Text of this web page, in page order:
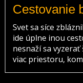
Cestovanie
Svet sa síce
ide úplne inou
nesnaží sa
viac priestoru,